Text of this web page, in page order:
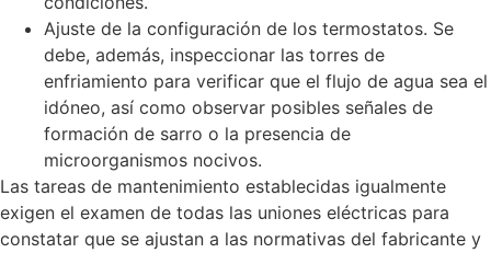
Ajuste de la configuración de los termostatos. Se
debe, además, inspeccionar las torres de
enfriamiento para verificar que el flujo de agua sea el
idóneo, así como observar posibles señales de
formación de sarro o la presencia de
microorganismos nocivos.
Las tareas de mantenimiento establecidas igualmente
exigen el examen de todas las uniones eléctricas para
constatar que se ajustan a las normativas del fabricante y